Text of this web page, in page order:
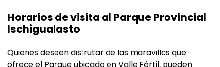
Horarios de visita al Parque Provincial
Ischigualasto
Quienes deseen disfrutar de las maravillas que
ofrece el Parque ubicado en Valle Fértil, pueden